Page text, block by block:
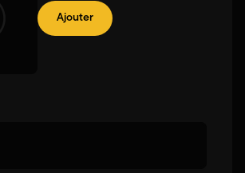
Ajouter